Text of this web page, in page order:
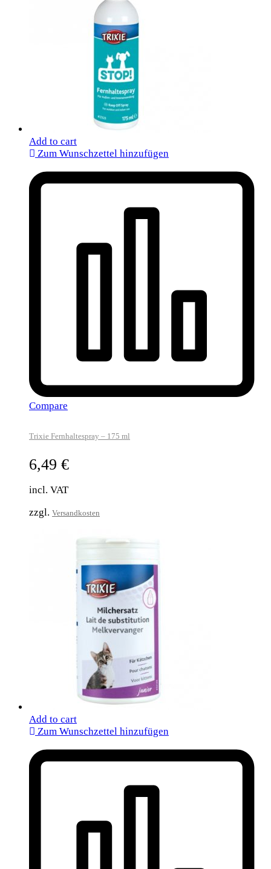
Add to cart
Zum Wunschzettel hinzufügen
Compare
Trixie Fernhaltespray – 175 ml
6,49 €
incl. VAT
zzgl. Versandkosten
Add to cart
Zum Wunschzettel hinzufügen